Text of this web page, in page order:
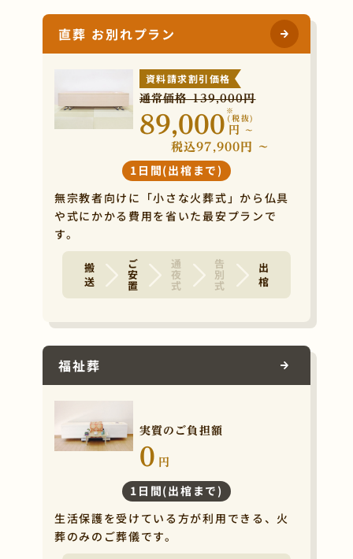
直葬 お別れプラン
資料請求割引価格
通常価格 139,000円
89,000
※
円
(税抜)
~
税込97,900円 ~
1日間(出棺まで)
無宗教者向けに「小さな火葬式」から仏具
や式にかかる費用を省いた最安プランで
す。
搬 送 ご安置 通夜式 告別式 出 棺
福祉葬
実質のご負担額
0 円
1日間(出棺まで)
生活保護を受けている方が利用できる、火
葬のみのご葬儀です。